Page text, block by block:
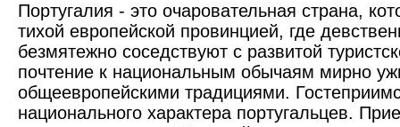
Португалия - это очаровательная страна,
тихой европейской провинцией, где
безмятежно соседствуют с развитой
почтение к национальным обычаям мирно
общеевропейскими традициями.
национального характера португальцев.